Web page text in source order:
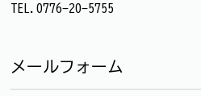
TEL.0776-20-5755
メールフォーム